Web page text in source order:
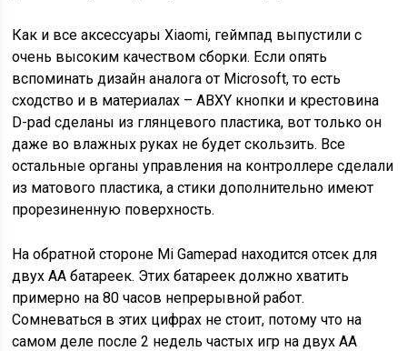
Как и все аксессуары Xiaomi, геймпад выпустили с
очень высоким качеством сборки. Если опять
вспоминать дизайн аналога от Microsoft, то есть
сходство и в материалах – ABXY кнопки и крестовина
D-pad сделаны из глянцевого пластика, вот только он
даже во влажных руках не будет скользить. Все
остальные органы управления на контроллере сделали
из матового пластика, а стики дополнительно имеют
прорезиненную поверхность.
На обратной стороне Mi Gamepad находится отсек для
двух АА батареек. Этих батареек должно хватить
примерно на 80 часов непрерывной работ.
Сомневаться в этих цифрах не стоит, потому что на
самом деле после 2 недель частых игр на двух АА